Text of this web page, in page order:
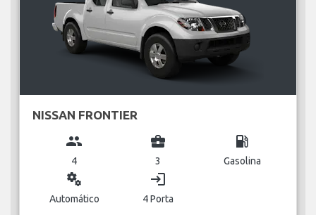
NISSAN FRONTIER
group
4
business_center
3
local_gas_station
Gasolina
miscellaneous_services
Automático
login
4 Porta